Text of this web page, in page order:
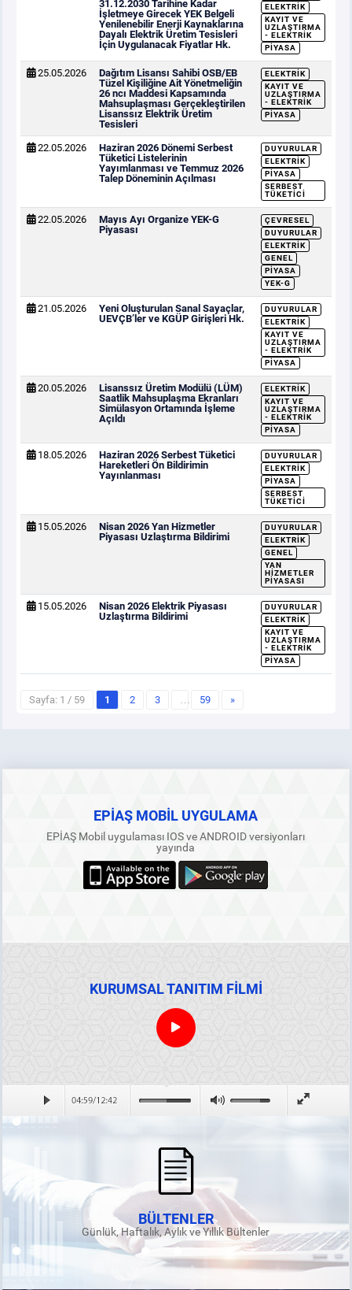
31.12.2030 Tarihine Kadar
İşletmeye Girecek YEK Belgeli
Yenilenebilir Enerji Kaynaklarına
Dayalı Elektrik Üretim Tesisleri
İçin Uygulanacak Fiyatlar Hk.
ELEKTRIK
KAYIT VE
UZLAŞTIRMA
- ELEKTRIK
PIYASA
25.05.2026
Dağıtım Lisansı Sahibi OSB/EB
Tüzel Kişiliğine Ait Yönetmeliğin
26 ncı Maddesi Kapsamında
Mahsuplaşması Gerçekleştirilen
Lisanssız Elektrik Üretim
Tesisleri
ELEKTRIK
KAYIT VE
UZLAŞTIRMA
- ELEKTRIK
PIYASA
22.05.2026
Haziran 2026 Dönemi Serbest
Tüketici Listelerinin
Yayımlanması ve Temmuz 2026
Talep Döneminin Açılması
DUYURULAR
ELEKTRIK
PIYASA
SERBEST
TÜKETICI
22.05.2026
Mayıs Ayı Organize YEK-G
Piyasası
ÇEVRESEL
DUYURULAR
ELEKTRIK
GENEL
PIYASA
YEK-G
21.05.2026
Yeni Oluşturulan Sanal Sayaçlar,
UEVÇB’ler ve KGÜP Girişleri Hk.
DUYURULAR
ELEKTRIK
KAYIT VE
UZLAŞTIRMA
- ELEKTRIK
PIYASA
20.05.2026
Lisanssız Üretim Modülü (LÜM)
Saatlik Mahsuplaşma Ekranları
Simülasyon Ortamında İşleme
Açıldı
ELEKTRIK
KAYIT VE
UZLAŞTIRMA
- ELEKTRIK
PIYASA
18.05.2026
Haziran 2026 Serbest Tüketici
Hareketleri Ön Bildirimin
Yayınlanması
DUYURULAR
ELEKTRIK
PIYASA
SERBEST
TÜKETICI
15.05.2026
Nisan 2026 Yan Hizmetler
Piyasası Uzlaştırma Bildirimi
DUYURULAR
ELEKTRIK
GENEL
YAN
HIZMETLER
PIYASASI
15.05.2026
Nisan 2026 Elektrik Piyasası
Uzlaştırma Bildirimi
DUYURULAR
ELEKTRIK
KAYIT VE
UZLAŞTIRMA
- ELEKTRIK
PIYASA
Sayfa: 1 / 59 1 2 3 … 59 »
EPİAŞ MOBİL UYGULAMA
EPİAŞ Mobil uygulaması IOS ve ANDROID versiyonları
yayında
KURUMSAL TANITIM FİLMİ
BÜLTENLER
Günlük, Haftalık, Aylık ve Yıllık Bültenler